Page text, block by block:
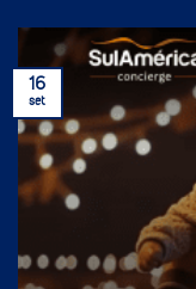
16
set